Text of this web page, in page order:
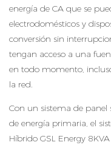
energía de CA que se
electrodomésticos y
conversión sin
tengan acceso a una
en todo momento,
la red.
Con un sistema de panel
de energía primaria, el
Híbrido GSL Energy